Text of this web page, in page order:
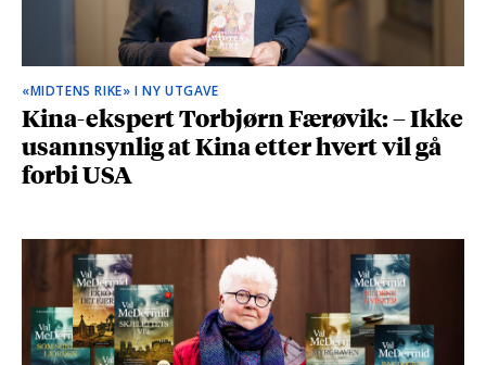
«MIDTENS RIKE» I NY UTGAVE
Kina-ekspert Torbjørn Færøvik: – Ikke
usannsynlig at Kina etter hvert vil gå
forbi USA